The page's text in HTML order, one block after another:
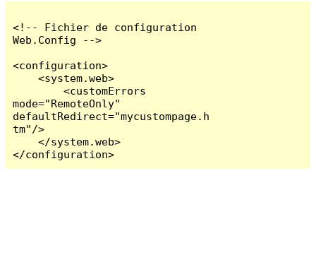
<!-- Fichier de configuration
Web.Config -->
<configuration>
    <system.web>
        <customErrors
mode="RemoteOnly"
defaultRedirect="mycustompage.h
tm"/>
    </system.web>
</configuration>